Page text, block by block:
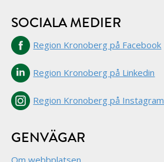
SOCIALA MEDIER
Region Kronoberg på Facebook
Region Kronoberg på Linkedin
Region Kronoberg på Instagram
GENVÄGAR
Om webbplatsen